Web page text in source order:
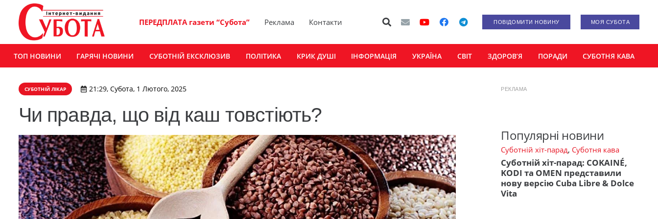
ПЕРЕДПЛАТА газети “Субота” Реклама Контакти ПОВІДОМИТИ НОВИНУ МОЯ СУБОТА
ТОП НОВИНИ ГАРЯЧІ НОВИНИ СУБОТНІЙ ЕКСКЛЮЗИВ ПОЛІТИКА КРИК ДУШІ ІНФОРМАЦІЯ УКРАЇНА СВІТ ЗДОРОВ’Я ПОРАДИ СУБОТНЯ КАВА
СУБОТНІЙ ЛІКАР 21:29, Субота, 1 Лютого, 2025
Чи правда, що від каш товстіють?
РЕКЛАМА
Популярні новини
Суботній хіт-парад, Суботня кава
Суботній хіт-парад: COKAINÉ,
KODI та OMEN представили
нову версію Cuba Libre & Dolce
Vita